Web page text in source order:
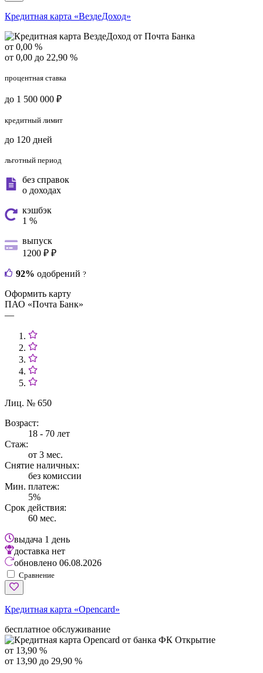
Кредитная карта «ВездеДоход»
от 0,00 %
от 0,00 до 22,90 %
процентная ставка
до 1 500 000 ₽
кредитный лимит
до 120 дней
льготный период
без справок
о доходах
кэшбэк
1 %
выпуск
1200 ₽ ₽
92% одобрений ?
Оформить карту
ПАО «Почта Банк»
—
Лиц. № 650
Возраст:
18 - 70 лет
Стаж:
от 3 мес.
Снятие наличных:
без комиссии
Мин. платеж:
5%
Срок действия:
60 мес.
выдача 1 день
доставка нет
обновлено 06.08.2026
Сравнение
Кредитная карта «Opencard»
бесплатное обслуживание
от 13,90 %
от 13,90 до 29,90 %